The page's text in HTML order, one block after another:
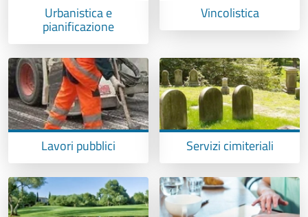
Urbanistica e
pianificazione
Vincolistica
Lavori pubblici Servizi cimiteriali